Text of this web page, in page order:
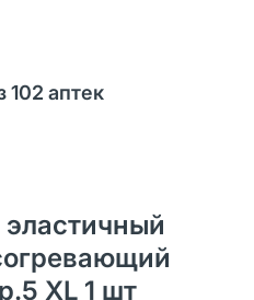
102 аптек
XL 1 шт